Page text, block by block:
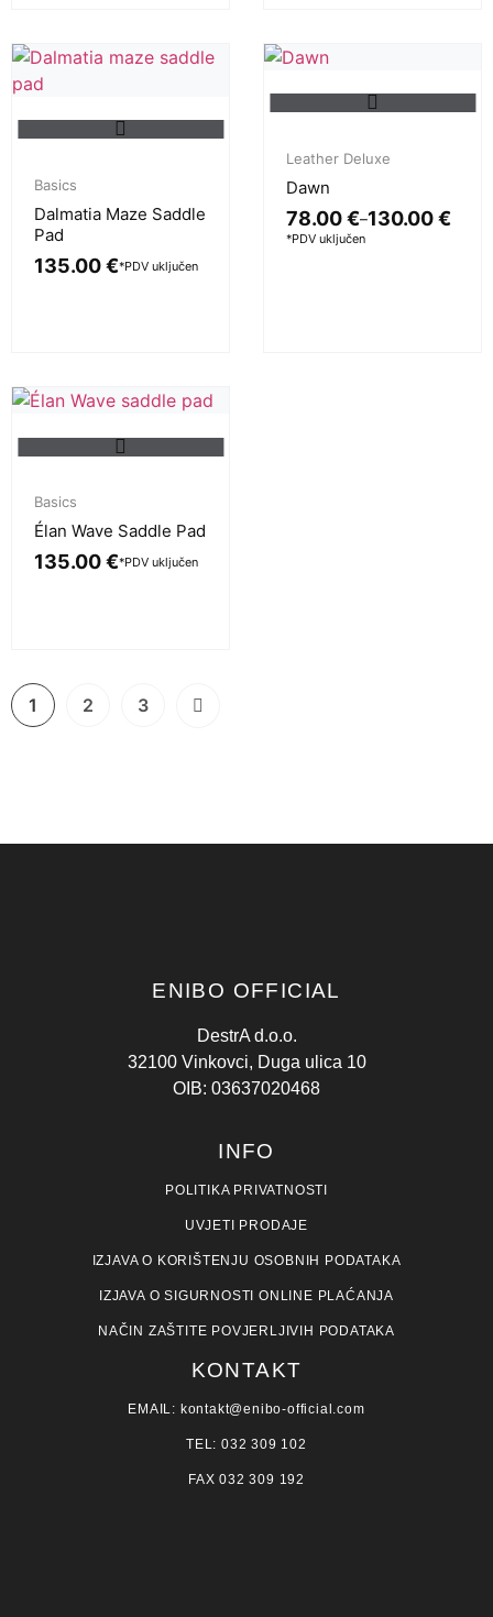
Basics
Dalmatia Maze Saddle
Pad
135.00€*PDV uključen
Leather Deluxe
Dawn
78.00€–130.00€
*PDV uključen
Basics
Élan Wave Saddle Pad
135.00€*PDV uključen
1 2 3
ENIBO OFFICIAL
DestrA d.o.o.
32100 Vinkovci, Duga ulica 10
OIB: 03637020468
INFO
POLITIKA PRIVATNOSTI
UVJETI PRODAJE
IZJAVA O KORIŠTENJU OSOBNIH PODATAKA
IZJAVA O SIGURNOSTI ONLINE PLAĆANJA
NAČIN ZAŠTITE POVJERLJIVIH PODATAKA
KONTAKT
EMAIL: kontakt@enibo-official.com
TEL: 032 309 102
FAX 032 309 192